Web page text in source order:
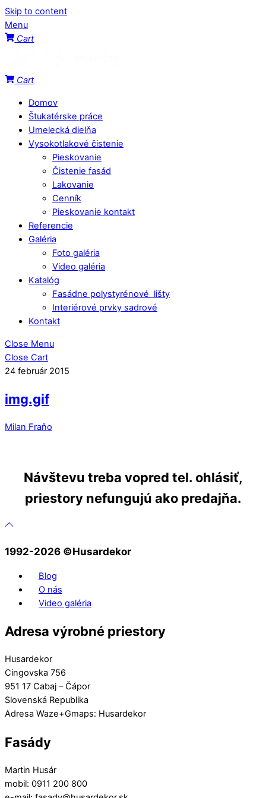
Skip to content
Menu
Cart
Cart
Domov
Štukatérske práce
Umelecká dielňa
Vysokotlakové čistenie
Pieskovanie
Čistenie fasád
Lakovanie
Cenník
Pieskovanie kontakt
Referencie
Galéria
Foto galéria
Video galéria
Katalóg
Fasádne polystyrénové lišty
Interiérové prvky sadrové
Kontakt
Close Menu
Close Cart
24 február 2015
img.gif
Milan Fraňo
Návštevu treba vopred tel. ohlásiť,
priestory nefungujú ako predajňa.
1992-2026 ©️Husardekor
Blog
O nás
Video galéria
Adresa výrobné priestory
Husardekor
Cingovska 756
951 17 Cabaj – Čápor
Slovenská Republika
Adresa Waze+Gmaps: Husardekor
Fasády
Martin Husár
mobil: 0911 200 800